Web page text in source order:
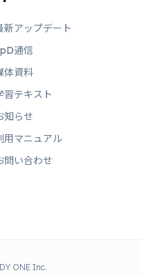
新アップデート
通信
体資料
習テキスト
知らせ
用マニュアル
問い合わせ
ONE Inc.